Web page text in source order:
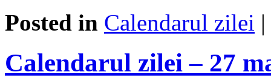
Posted in Calendarul zilei |
Calendarul zilei – 27